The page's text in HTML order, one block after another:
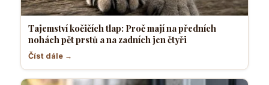
Tajemství kočičích tlap: Proč mají na předních
nohách pět prstů a na zadních jen čtyři
Číst dále →